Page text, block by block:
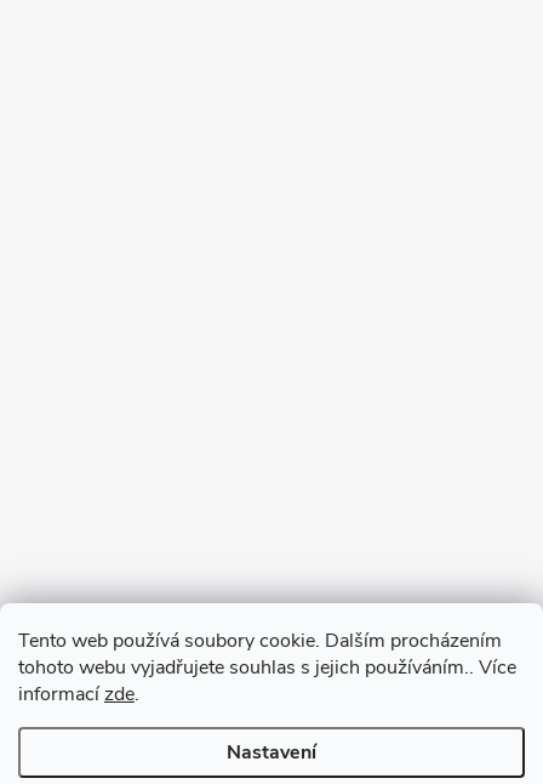
Tento web používá soubory cookie. Dalším procházením
tohoto webu vyjadřujete souhlas s jejich používáním.. Více
informacízde.
Nastavení